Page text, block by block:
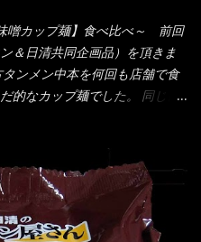
り調味料の【スパイスガール
ッキーヌの粉末をよく掛け辛
等)、炭酸カルシウム、カラメ
、レシチン、酸化防止剤(ビタ
色素、香料、ビタミンB2、ビ
色素 、(一部にえび・小麦・
芋、卵白)、かやく(小えびてん
ょうゆ、魚介エキス、たん白加
香味油脂)／加工でん粉、調味
カラメル色素、リン酸塩
噌カップ麺】食べ比べ～ 前回
＆日清共同企画品）を頂きま
ンメン中本を何回も店舗で食
的なカップ麺でした。 同じ日
エットが辛さを醸し出してい
れてはいけない！！ 私はペ
した漢だ。 その後の獄激辛カ
激辛味噌はカップに敢えて辛